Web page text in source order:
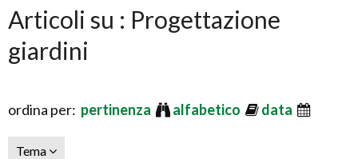
Articoli su : Progettazione
giardini
ordina per: pertinenza alfabetico data
Tema